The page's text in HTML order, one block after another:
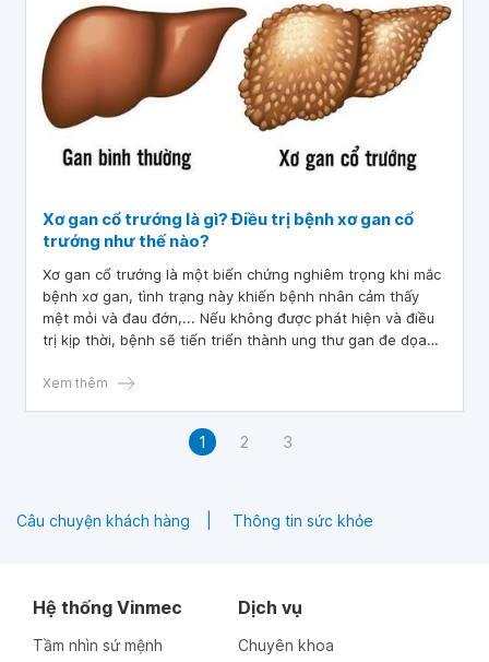
Xơ gan cổ trướng là gì? Điều trị bệnh xơ gan cổ
trướng như thế nào?
Xơ gan cổ trướng là một biến chứng nghiêm trọng khi mắc
bệnh xơ gan, tình trạng này khiến bệnh nhân cảm thấy
mệt mỏi và đau đớn,... Nếu không được phát hiện và điều
trị kịp thời, bệnh sẽ tiến triển thành ung thư gan đe dọa
định kỳ 6 tháng/lần để bảo vệ sức khỏe của bản thân cũng
Xem thêm
1 2 3
Câu chuyện khách hàng Thông tin sức khỏe
Hệ thống Vinmec
Tầm nhìn sứ mệnh
Dịch vụ
Chuyên khoa